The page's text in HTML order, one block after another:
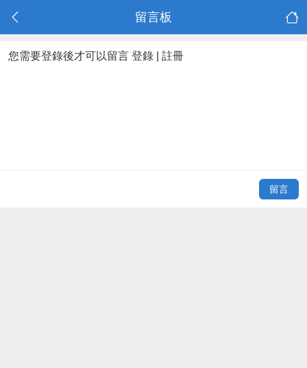
留言板
您需要登錄後才可以留言 登錄 註冊
留言